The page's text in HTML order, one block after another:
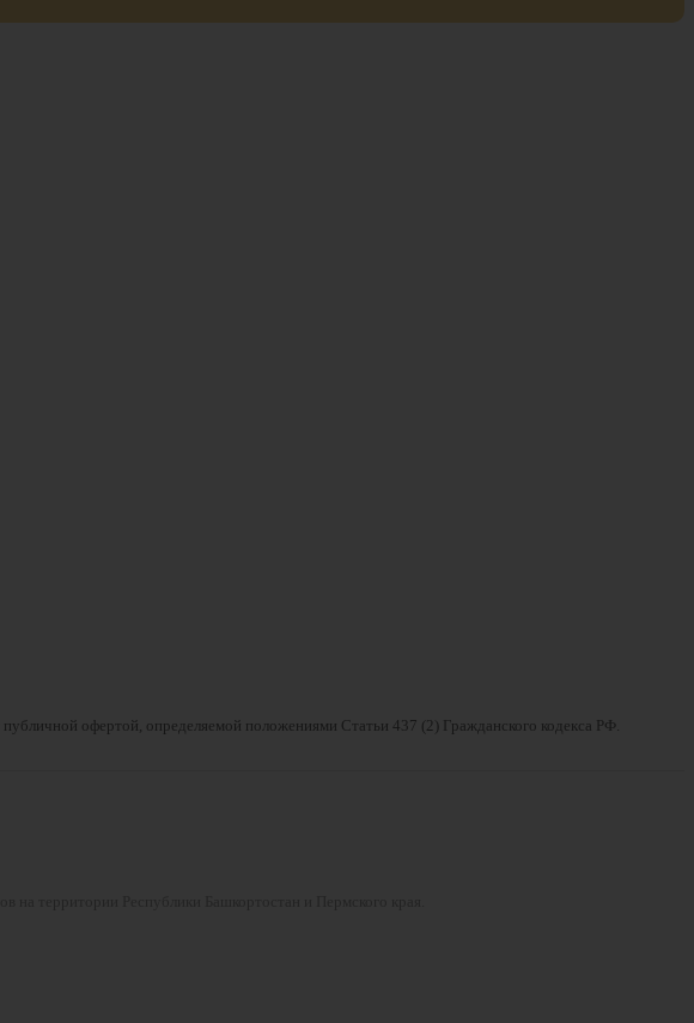
офертой, определяемой положениями Статьи 437 (2) Гражданского кодекса РФ.
на территории Республики Башкортостан и Пермского края.